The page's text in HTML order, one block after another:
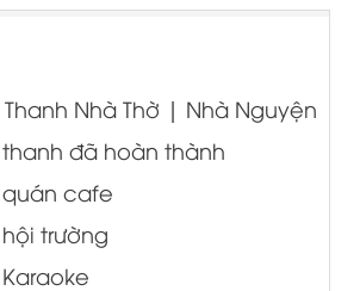
Nhà Thờ | Nhà Nguyện
đã hoàn thành
cafe
trường